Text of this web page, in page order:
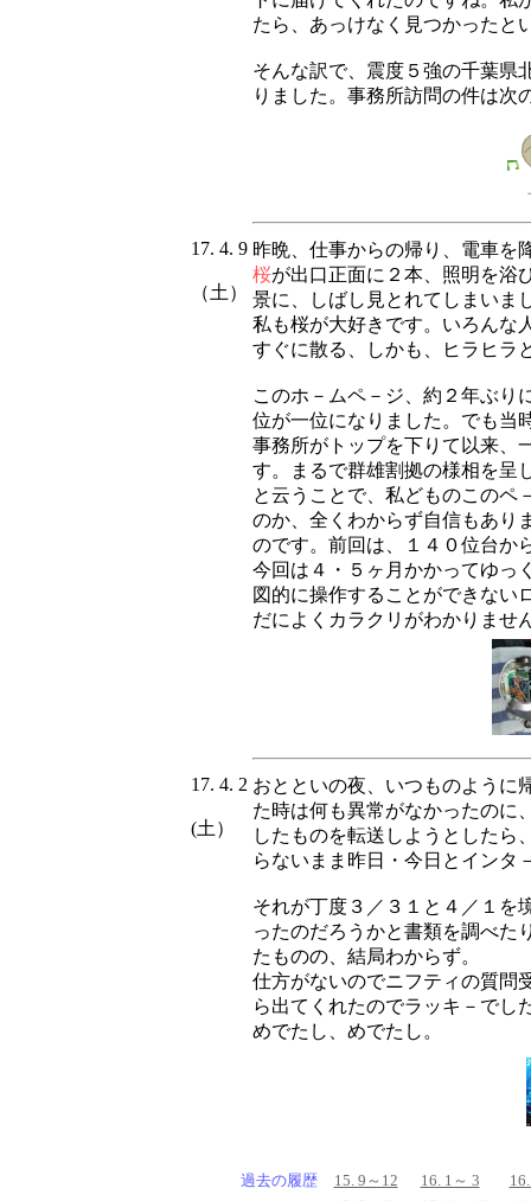
たら、あっけなく見つかったと
そんな訳で、震度５強の千葉県
りました。事務所訪問の件は次
17. 4. 9
（土）
昨晩、仕事からの帰り、電車を
桜が出口正面に２本、照明を浴
景に、しばし見とれてしまいま
私も桜が大好きです。いろんな
すぐに散る、しかも、ヒラヒラ
このホ－ムペ－ジ、約２年ぶり
位が一位になりました。でも当
事務所がトップを下りて以来、
す。まるで群雄割拠の様相を呈
と云うことで、私どものこのペ
のか、全くわからず自信もあり
のです。前回は、１４０位台か
今回は４・５ヶ月かかってゆっ
図的に操作することができない
だによくカラクリがわかりませ
17. 4. 2
(土）
おとといの夜、いつものように
た時は何も異常がなかったのに
したものを転送しようとしたら
らないまま昨日・今日とインタ
それが丁度３／３１と４／１を
ったのだろうかと書類を調べた
たものの、結局わからず。
仕方がないのでニフティの質問
ら出てくれたのでラッキ－でし
めでたし、めでたし。
過去の履歴 15. 9～12 16. 1～ 3